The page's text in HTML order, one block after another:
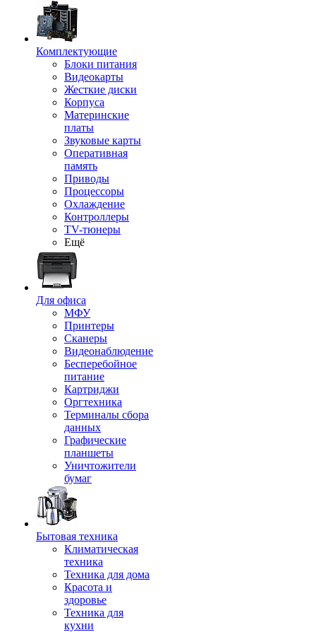
Комплектующие
Блоки питания
Видеокарты
Жесткие диски
Корпуса
Материнские
платы
Звуковые карты
Оперативная
память
Приводы
Процессоры
Охлаждение
Контроллеры
TV-тюнеры
Ещё
Для офиса
МФУ
Принтеры
Сканеры
Видеонаблюдение
Бесперебойное
питание
Картриджи
Оргтехника
Терминалы сбора
данных
Графические
планшеты
Уничтожители
бумаг
Бытовая техника
Климатическая
техника
Техника для дома
Красота и
здоровье
Техника для
кухни